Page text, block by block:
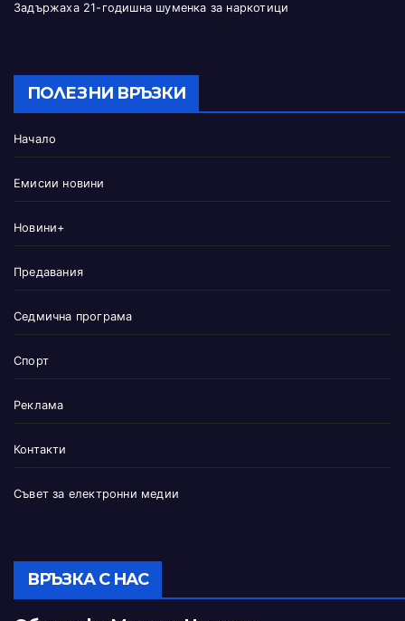
Задържаха 21-годишна шуменка за наркотици
ПОЛЕЗНИ ВРЪЗКИ
Начало
Емисии новини
Новини+
Предавания
Седмична програма
Спорт
Реклама
Контакти
Съвет за електронни медии
ВРЪЗКА С НАС